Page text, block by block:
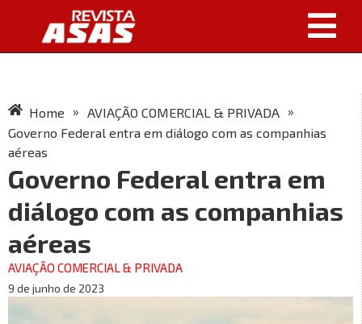
Home » AVIAÇÃO COMERCIAL & PRIVADA »
Governo Federal entra em diálogo com as companhias
aéreas
Governo Federal entra em
diálogo com as companhias
aéreas
AVIAÇÃO COMERCIAL & PRIVADA
9 de junho de 2023